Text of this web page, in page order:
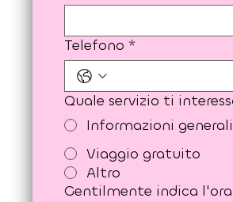
Telefono *
Quale servizio ti
Informazioni generali
Viaggio gratuito
Altro
Gentilmente indica